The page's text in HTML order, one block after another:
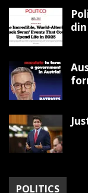
din
POLITICS